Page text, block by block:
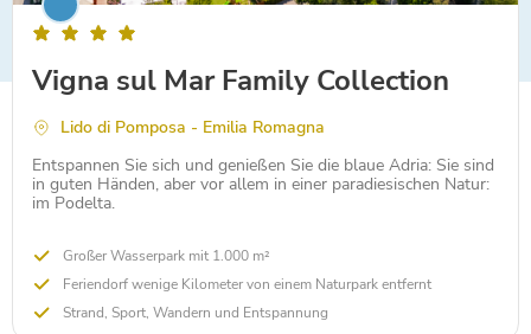
Vigna sul Mar Family Collection
Lido di Pomposa - Emilia Romagna
Entspannen Sie sich und genießen Sie die blaue Adria: Sie sind
in guten Händen, aber vor allem in einer paradiesischen Natur:
im Podelta.
Großer Wasserpark mit 1.000 m²
Feriendorf wenige Kilometer von einem Naturpark entfernt
Strand, Sport, Wandern und Entspannung